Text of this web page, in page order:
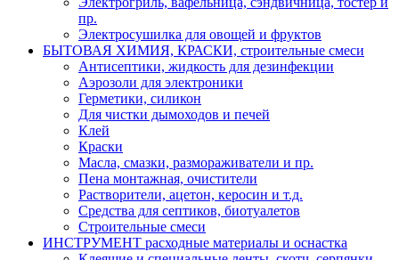
пр.
Электросушилка для овощей и фруктов
БЫТОВАЯ ХИМИЯ, КРАСКИ, строительные смеси
Антисептики, жидкость для дезинфекции
Аэрозоли для электроники
Герметики, силикон
Для чистки дымоходов и печей
Клей
Краски
Масла, смазки, размораживатели и пр.
Пена монтажная, очистители
Растворители, ацетон, керосин и т.д.
Средства для септиков, биотуалетов
Строительные смеси
ИНСТРУМЕНТ расходные материалы и оснастка